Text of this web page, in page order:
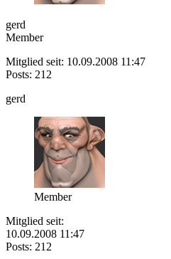
gerd
Member
Mitglied seit: 10.09.2008 11:47
Posts: 212
gerd
Member
Mitglied seit:
10.09.2008 11:47
Posts: 212